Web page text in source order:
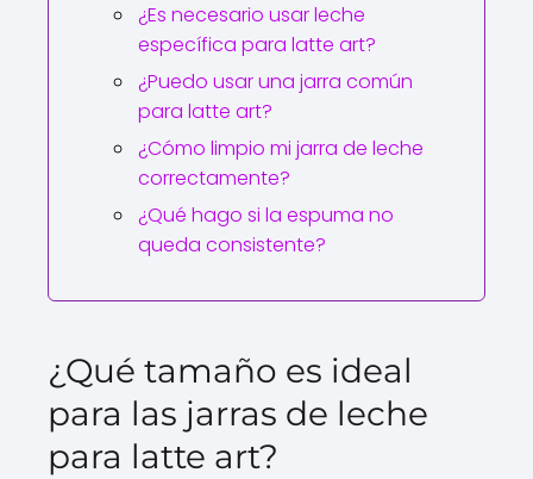
¿Es necesario usar leche
específica para latte art?
¿Puedo usar una jarra común
para latte art?
¿Cómo limpio mi jarra de leche
correctamente?
¿Qué hago si la espuma no
queda consistente?
¿Qué tamaño es ideal
para las jarras de leche
para latte art?